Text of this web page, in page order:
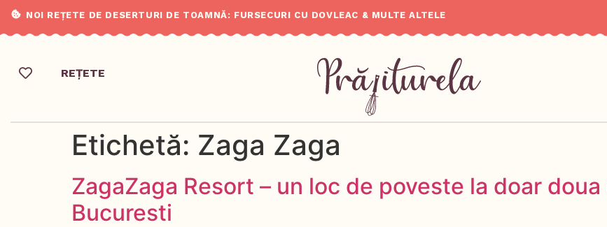
NOI REȚETE DE DESERTURI DE TOAMNĂ: FURSECURI CU DOVLEAC & MULTE ALTELE
REȚETE
Etichetă: Zaga Zaga
ZagaZaga Resort – un loc de poveste la doar
Bucuresti